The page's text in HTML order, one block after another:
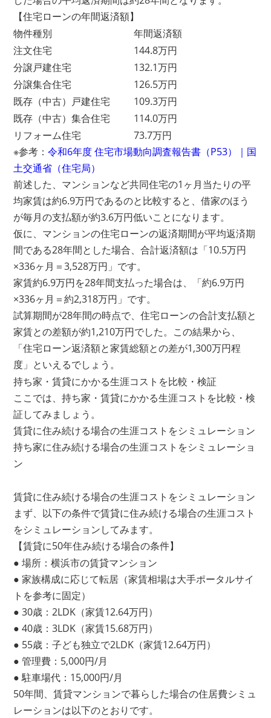
【住宅ローンの年間返済額】
物件種別
年間返済額
注文住宅
144.8万円
分譲戸建住宅
132.1万円
分譲集合住宅
126.5万円
既存（中古）戸建住宅
109.3万円
既存（中古）集合住宅
114.0万円
リフォーム住宅
73.7万円
※参考：令和6年度 住宅市場動向調査報告書（P53）｜国
土交通省（住宅局）
前述した、マンションなど共同住宅の1ヶ月当たりの平
均家賃は約6.9万円であるのと比較すると、借家のほう
が毎月の支払額が約3.6万円低いことになります。
仮に、マンションの住宅ローンの返済期間が平均返済期
間である28年間とした場合、合計返済額は「10.5万円
×336ヶ月＝3,528万円」です。
家賃約6.9万円を28年間支払った場合は、「約6.9万円
×336ヶ月＝約2,318万円」です。
試算期間が28年間の時点で、住宅ローンの合計支払額と
家賃との差額が約1,210万円でした。この結果から、
「住宅ローン返済額と家賃総額との差が1,300万円程
度」といえるでしょう。
持ち家・賃貸にかかる生涯コストを比較・検証
ここでは、持ち家・賃貸にかかる生涯コストを比較・検
証してみましょう。
賃貸に住み続ける場合の生涯コストをシミュレーション
持ち家に住み続ける場合の生涯コストをシミュレーショ
ン
賃貸に住み続ける場合の生涯コストをシミュレーション
まず、以下の条件で賃貸に住み続ける場合の生涯コスト
をシミュレーションしてみます。
【賃貸に50年住み続ける場合の条件】
● 場所：横浜市の賃貸マンション
● 家族構成に応じて転居（家賃相場は大手ポータルサイ
トを参考に固定）
● 30歳：2LDK（家賃12.64万円）
● 40歳：3LDK（家賃15.68万円）
● 55歳：子ども独立で2LDK（家賃12.64万円）
● 管理費：5,000円/月
● 駐車場代：15,000円/月
50年間、賃貸マンションで暮らした場合の住居費シミュ
レーションは以下のとおりです。